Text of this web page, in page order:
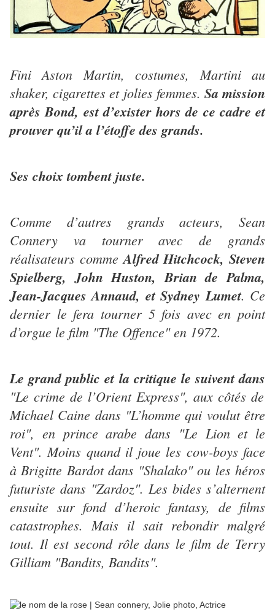
Fini Aston Martin, costumes, Martini au
shaker, cigarettes et jolies femmes. Sa mission
après Bond, est d’exister hors de ce cadre et
prouver qu’il a l’étoffe des grands.
Ses choix tombent juste.
Comme d’autres grands acteurs, Sean
Connery va tourner avec de grands
réalisateurs commeAlfred Hitchcock, Steven
Spielberg, John Huston, Brian de Palma,
Jean-Jacques Annaud, et Sydney Lumet. Ce
dernier le fera tourner 5 fois avec en point
d’orgue le film "The Offence" en 1972.
Le grand public et la critique le suivent dans
"Le crime de l’Orient Express", aux côtés de
Michael Caine dans "L’homme qui voulut être
roi", en prince arabe dans "Le Lion et le
Vent". Moins quand il joue les cow-boys face
à Brigitte Bardot dans "Shalako" ou les héros
futuriste dans "Zardoz". Les bides s’alternent
ensuite sur fond d’heroic fantasy, de films
catastrophes. Mais il sait rebondir malgré
tout. Il est second rôle dans le film de Terry
Gilliam "Bandits, Bandits".